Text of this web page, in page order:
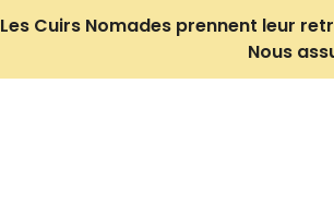
Les Cuirs Nomades prennent leur
Nous